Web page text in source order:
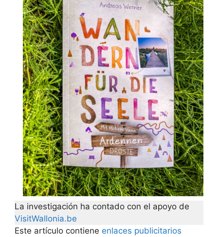
La investigación ha contado con el apoyo de
VisitWallonia.be
Este artículo contiene enlaces publicitarios